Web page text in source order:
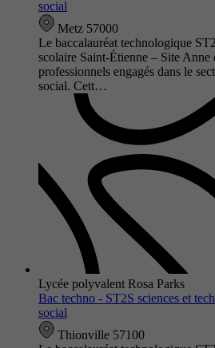
social
Metz 57000
Le baccalauréat technologique
scolaire Saint-Étienne – Site Anne
professionnels engagés dans le
social. Cett…
Lycée polyvalent Rosa Parks
Bac techno - ST2S sciences et
social
Thionville 57100